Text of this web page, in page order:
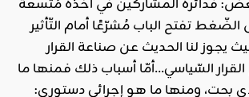
فدائرة المشاركين في أخذه مُتّسعة
تفتح الباب مُشرّعًا أمام التّأثير
يجوز لنا الحديث عن صناعة القرار
السّياسي…أمّا أسباب ذلك فمنها ما
بحت، ومنها ما هو إجرائي دستوري: